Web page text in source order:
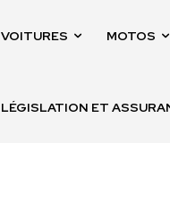
VOITURES MOTOS
LÉGISLATION ET